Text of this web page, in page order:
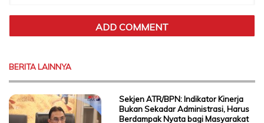
BERITA LAINNYA
Sekjen ATR/BPN: Indikator Kinerja
Bukan Sekadar Administrasi, Harus
Berdampak Nyata bagi Masyarakat